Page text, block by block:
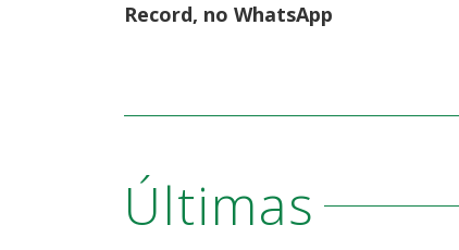
Record, no WhatsApp
Últimas